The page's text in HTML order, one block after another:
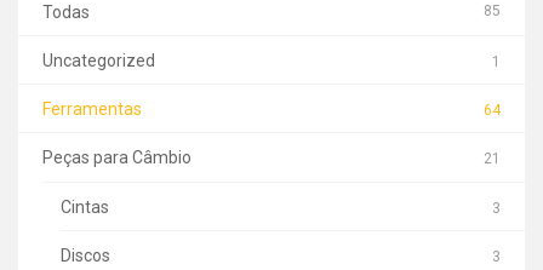
Todas 85
Uncategorized 1
Ferramentas 64
Peças para Câmbio 21
Cintas 3
Discos 3